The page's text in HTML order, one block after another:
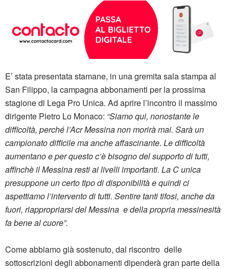
E’ stata presentata stamane, in una gremita sala stampa al
San Filippo, la campagna abbonamenti per la prossima
stagione di Lega Pro Unica. Ad aprire l’incontro il massimo
dirigente Pietro Lo Monaco: “Siamo qui, nonostante le
difficoltà, perché l’Acr Messina non morirà mai. Sarà un
campionato difficile ma anche affascinante. Le difficoltà
aumentano e per questo c’è bisogno del supporto di tutti,
affinchè il Messina resti ai livelli importanti. La C unica
presuppone un certo tipo di disponibilità e quindi ci
aspettiamo l’intervento di tutti. Sentire tanti tifosi, anche da
fuori, riappropriarsi del Messina e della propria messinesità
fa bene al cuore”.
Come abbiamo già sostenuto, dal riscontro delle
sottoscrizioni degli abbonamenti dipenderà gran parte della